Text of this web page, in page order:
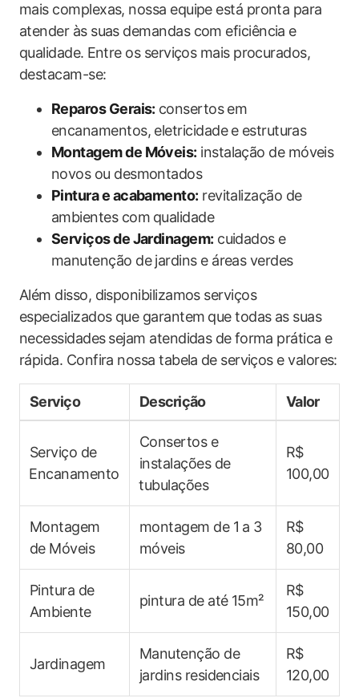
mais complexas, nossa‌ equipe está pronta para⁢
atender às suas demandas com‌ eficiência e
‍qualidade. ⁢Entre os serviços mais procurados, ​
destacam-se:
Reparos Gerais: ⁢consertos​ em
encanamentos,‍ eletricidade ⁤e estruturas
Montagem de Móveis: ​instalação de móveis
novos ou desmontados
Pintura e acabamento: revitalização de
ambientes com⁤ qualidade
Serviços ‍de Jardinagem: cuidados e
manutenção de jardins e​ áreas‌ verdes
Além‍ disso, disponibilizamos serviços
especializados que garantem⁣ que todas as suas
necessidades ⁤sejam atendidas de⁢ forma prática e
rápida. Confira nossa tabela ⁤de serviços e valores:
Serviço Descrição Valor
Serviço de
⁤Encanamento
Consertos e‍
instalações ‌de
⁤tubulações
R$
100,00
Montagem
de ​Móveis
montagem de 1 a 3
móveis
R$
80,00
Pintura de
Ambiente
pintura de até 15m²
R$
150,00
Jardinagem
Manutenção de
jardins ‌residenciais
R$
120,00